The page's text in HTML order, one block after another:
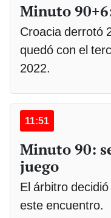
Minuto
Croacia derrotó
quedó con el
2022.
11:51
Minuto 90:
juego
El árbitro
este encuentro.